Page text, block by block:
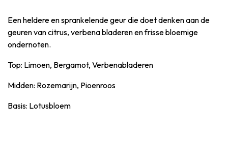
Een heldere en sprankelende geur die doet denken aan de
geuren van citrus, verbena bladeren en frisse bloemige
ondernoten.
Top: Limoen, Bergamot, Verbenabladeren
Midden: Rozemarijn, Pioenroos
Basis: Lotusbloem